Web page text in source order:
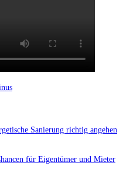
Sanierung richtig angehen
für Eigentümer und Mieter